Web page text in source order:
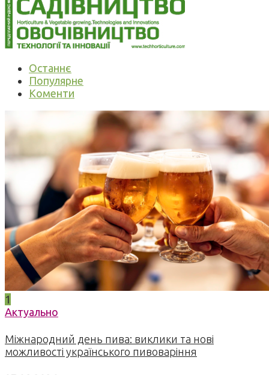
Останнє
Популярне
Коменти
1
Актуально
Міжнародний день пива: виклики та нові
можливості українського пивоваріння